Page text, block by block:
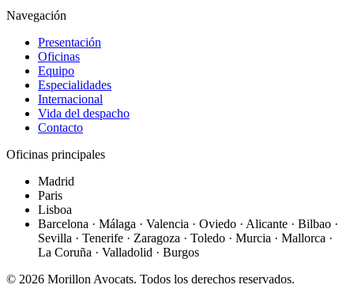
Navegación
Presentación
Oficinas
Equipo
Especialidades
Internacional
Vida del despacho
Contacto
Oficinas principales
Madrid
Paris
Lisboa
Barcelona · Málaga · Valencia · Oviedo · Alicante · Bilbao ·
Sevilla · Tenerife · Zaragoza · Toledo · Murcia · Mallorca ·
La Coruña · Valladolid · Burgos
© 2026 Morillon Avocats. Todos los derechos reservados.